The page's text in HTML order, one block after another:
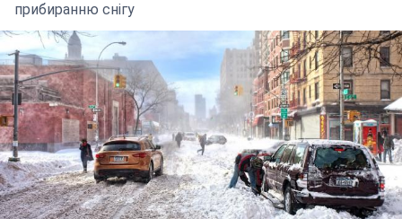
прибиранню снігу